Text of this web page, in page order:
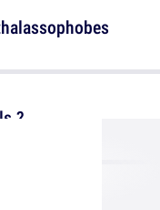
?